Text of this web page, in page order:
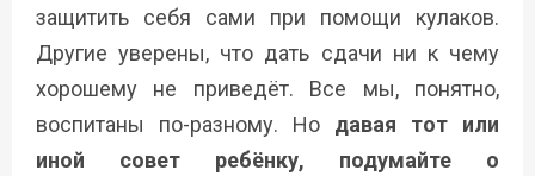
защитить себя сами при помощи кулаков.
Другие уверены, что дать сдачи ни к чему
хорошему не приведёт. Все мы, понятно,
воспитаны по-разному. Но давая тот или
иной совет ребёнку, подумайте о